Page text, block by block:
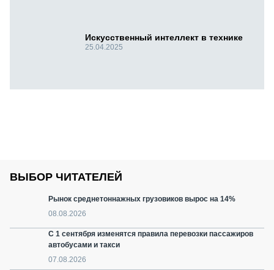
Искусственный интеллект в технике
25.04.2025
ВЫБОР ЧИТАТЕЛЕЙ
Рынок среднетоннажных грузовиков вырос на 14%
08.08.2026
С 1 сентября изменятся правила перевозки пассажиров
автобусами и такси
07.08.2026